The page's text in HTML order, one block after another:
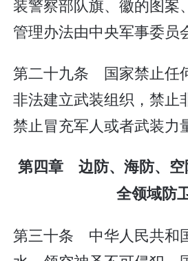
装警察部队旗、徽的图案
管理办法由中央军事委员
第二十九条 国家禁止任
非法建立武装组织，禁止
禁止冒充军人或者武装力
第四章 边防、海防、空
全领域防
第三十条 中华人民共和